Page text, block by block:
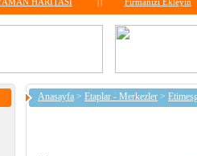
HARİTASI Firmanızı Ekleyin
Anasayfa > Etaplar - Merkezler >